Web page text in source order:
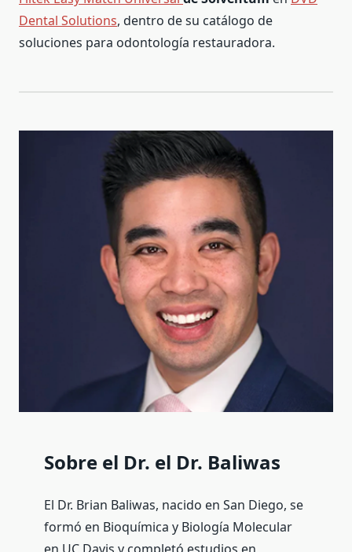
Dental Solutions, dentro de su catálogo de
soluciones para odontología restauradora.
Sobre el Dr. el Dr. Baliwas
El Dr. Brian Baliwas, nacido en San Diego, se
formó en Bioquímica y Biología Molecular